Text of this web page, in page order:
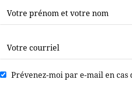
Prévenez-moi par e-mail en